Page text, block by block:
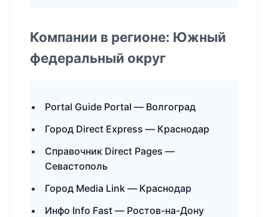
Компании в регионе: Южный
федеральный округ
Portal Guide Portal — Волгоград
Город Direct Express — Краснодар
Справочник Direct Pages —
Севастополь
Город Media Link — Краснодар
Инфо Info Fast — Ростов-на-Дону